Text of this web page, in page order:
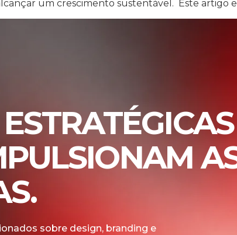
um crescimento sustentável. Este artigo
sobre design, branding e